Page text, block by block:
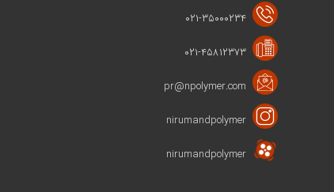
۰۲۱-۳۵۰۰۰۲۳۴
۰۲۱-۴۵۸۱۲۳۷۳
pr@npolymer.com
nirumandpolymer
nirumandpolymer